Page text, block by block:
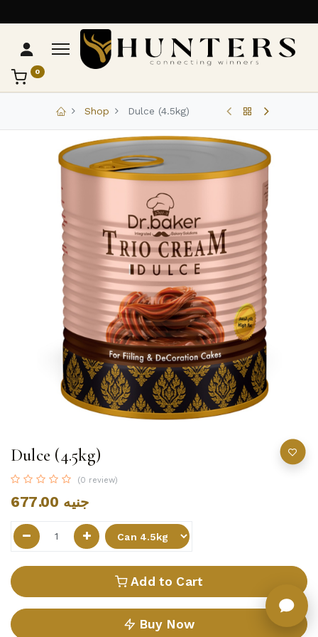
0
Shop Dulce (4.5kg)
Dulce (4.5kg)
(0 review)
677.00 جنيه
Add to Cart
Buy Now
تواصل مع Hunters
عادةً بنرد في دقائق